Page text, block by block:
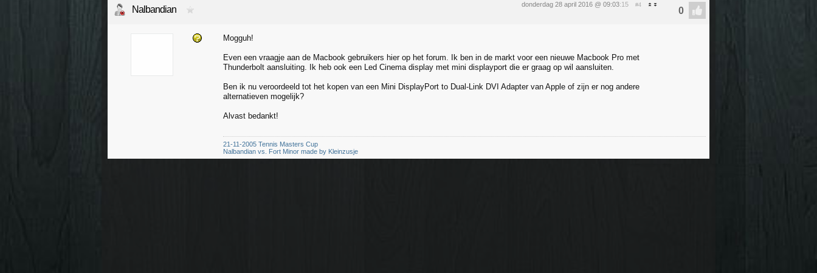
donderdag 28 april 2016 @ 09:03:15 #4
Nalbandian
Mogguh!
Even een vraagje aan de Macbook gebruikers hier op het forum. Ik ben in de markt voor een nieuwe Macbook Pro met
Thunderbolt aansluiting. Ik heb ook een Led Cinema display met mini displayport die er graag op wil aansluiten.
Ben ik nu veroordeeld tot het kopen van een Mini DisplayPort to Dual-Link DVI Adapter van Apple of zijn er nog andere
alternatieven mogelijk?
Alvast bedankt!
21-11-2005 Tennis Masters Cup
Nalbandian vs. Fort Minor made by Kleinzusje